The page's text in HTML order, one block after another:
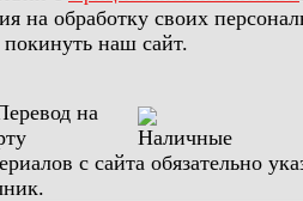
на обработку своих
наш сайт.
с сайта обязательно